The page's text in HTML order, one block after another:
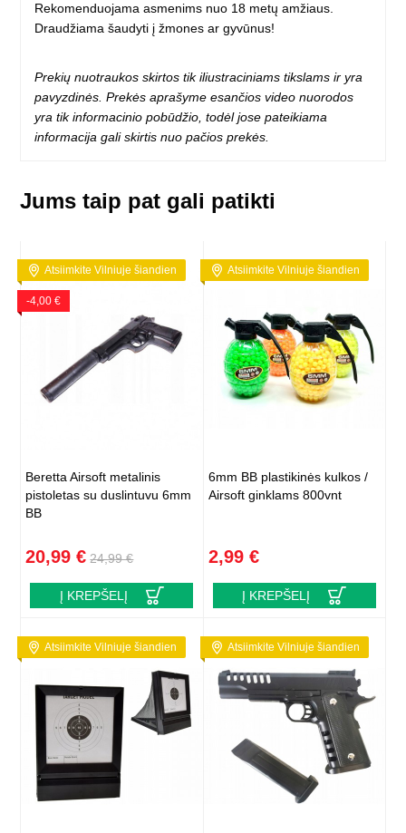
Rekomenduojama asmenims nuo 18 metų amžiaus.
Draudžiama šaudyti į žmones ar gyvūnus!
Prekių nuotraukos skirtos tik iliustraciniams tikslams ir yra
pavyzdinės. Prekės aprašyme esančios video nuorodos
yra tik informacinio pobūdžio, todėl jose pateikiama
informacija gali skirtis nuo pačios prekės.
Jums taip pat gali patikti
Atsiimkite Vilniuje šiandien
-4,00 €
Beretta Airsoft metalinis
pistoletas su duslintuvu 6mm
BB
20,99 € 24,99 €
Į KREPŠELĮ
Atsiimkite Vilniuje šiandien
6mm BB plastikinės kulkos /
Airsoft ginklams 800vnt
2,99 €
Į KREPŠELĮ
Atsiimkite Vilniuje šiandien Atsiimkite Vilniuje šiandien